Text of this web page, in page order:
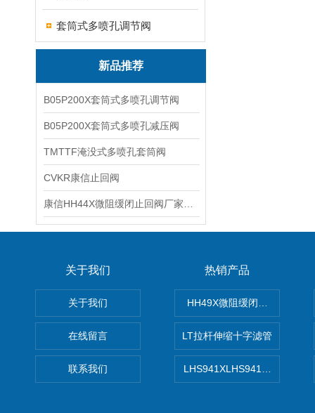
套筒式多喷孔调节阀
新品推荐
B05P200X套筒式多喷孔调节阀
B05P200X套筒式多喷孔减压阀
TMTTF淹没式多喷孔套筒阀
CVKR康信止回阀
关于我们
关于我们
在线留言
联系我们
热销产品
HH49X微阻缓闭蝶式止回阀
LT拉杆伸缩十字滤管
LHS941XLHS941X调压调流